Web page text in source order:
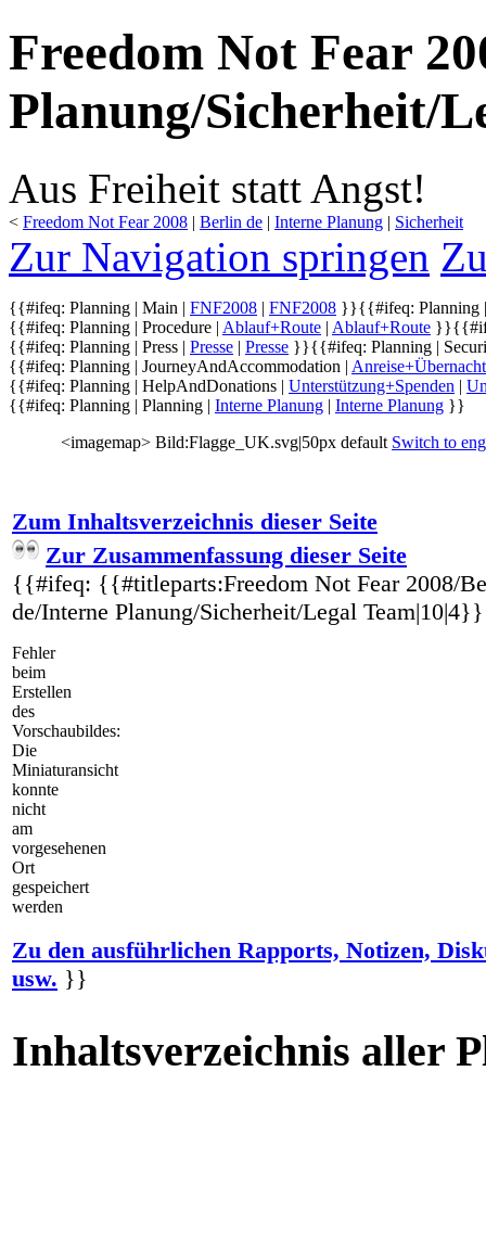
Freedom Not Fear
Planung/Sicherheit/
Aus Freiheit statt Angst!
< Freedom Not Fear 2008 ‎ | Berlin de ‎ | Interne Planung ‎ | Sicherheit
Zur Navigation springen
{{#ifeq: Planning | Main | FNF2008 | FNF2008 }}{{#ifeq: Planning
{{#ifeq: Planning | Procedure | Ablauf+Route | Ablauf+Route }}
{{#ifeq: Planning | Press | Presse | Presse }}{{#ifeq: Planning |
{{#ifeq: Planning | JourneyAndAccommodation |
{{#ifeq: Planning | HelpAndDonations | Unterstützung+Spenden |
{{#ifeq: Planning | Planning | Interne Planung | Interne Planung }}
<imagemap> Bild:Flagge_UK.svg|50px default Switch to
Zum Inhaltsverzeichnis dieser Seite
Zur Zusammenfassung dieser Seite
{{#ifeq: {{#titleparts:Freedom Not Fear 2008/
de/Interne Planung/Sicherheit/Legal
Fehler
beim
Erstellen
des
Vorschaubildes:
Die
Miniaturansicht
konnte
nicht
am
vorgesehenen
Ort
gespeichert
werden
Zu den ausführlichen Rapports, Notizen,
usw. }}
Inhaltsverzeichnis aller